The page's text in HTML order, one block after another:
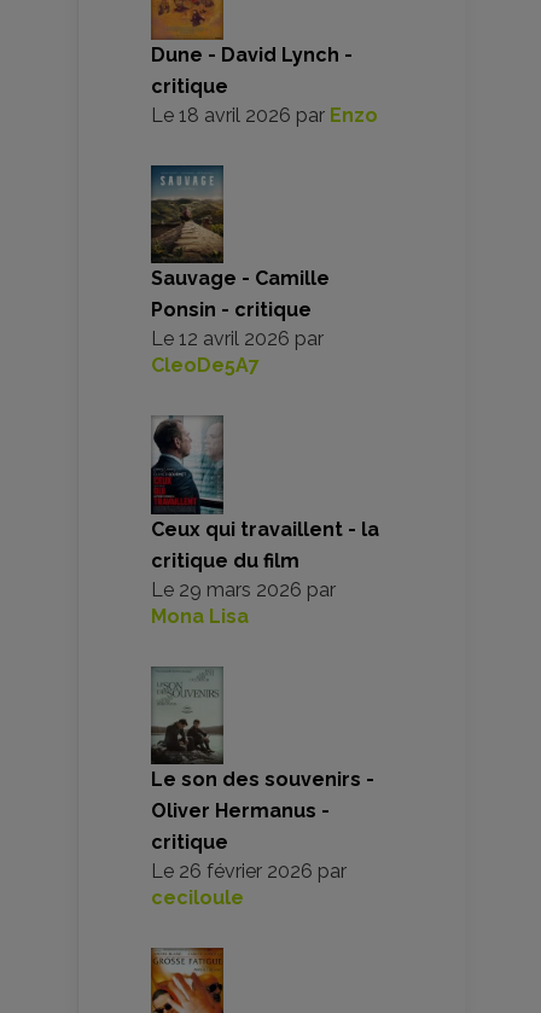
Dune - David Lynch -
critique
Le 18 avril 2026 par Enzo
Sauvage - Camille
Ponsin - critique
Le 12 avril 2026 par
CleoDe5A7
Ceux qui travaillent - la
critique du film
Le 29 mars 2026 par
Mona Lisa
Le son des souvenirs -
Oliver Hermanus -
critique
Le 26 février 2026 par
ceciloule